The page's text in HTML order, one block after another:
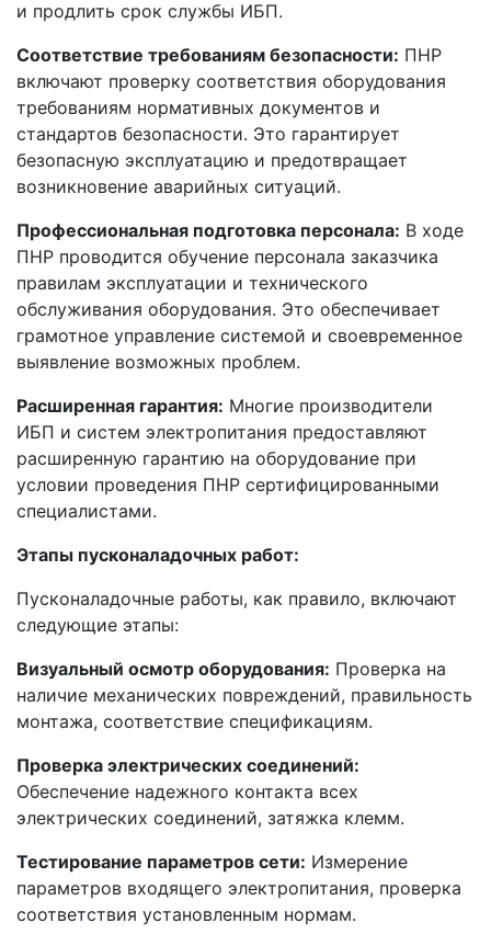
и продлить срок службы ИБП.
Соответствие требованиям безопасности: ПНР
включают проверку соответствия оборудования
требованиям нормативных документов и
стандартов безопасности. Это гарантирует
безопасную эксплуатацию и предотвращает
возникновение аварийных ситуаций.
Профессиональная подготовка персонала: В ходе
ПНР проводится обучение персонала заказчика
правилам эксплуатации и технического
обслуживания оборудования. Это обеспечивает
грамотное управление системой и своевременное
выявление возможных проблем.
Расширенная гарантия: Многие производители
ИБП и систем электропитания предоставляют
расширенную гарантию на оборудование при
условии проведения ПНР сертифицированными
специалистами.
Этапы пусконаладочных работ:
Пусконаладочные работы, как правило, включают
следующие этапы:
Визуальный осмотр оборудования: Проверка на
наличие механических повреждений, правильность
монтажа, соответствие спецификациям.
Проверка электрических соединений:
Обеспечение надежного контакта всех
электрических соединений, затяжка клемм.
Тестирование параметров сети: Измерение
параметров входящего электропитания, проверка
соответствия установленным нормам.